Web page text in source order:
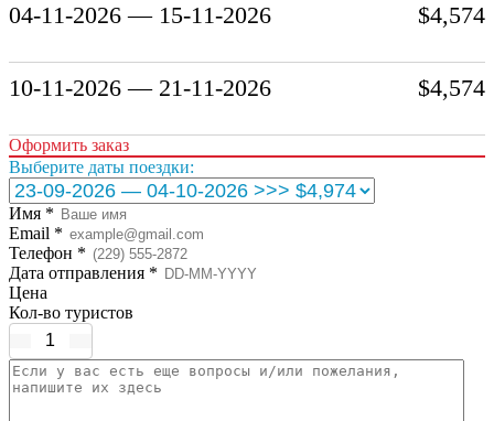
$4,574
04-11-2026 — 15-11-2026
$4,574
10-11-2026 — 21-11-2026
Оформить заказ
Выберите даты поездки:
Имя *
Email *
Телефон *
Дата отправления *
Цена
Кол-во туристов